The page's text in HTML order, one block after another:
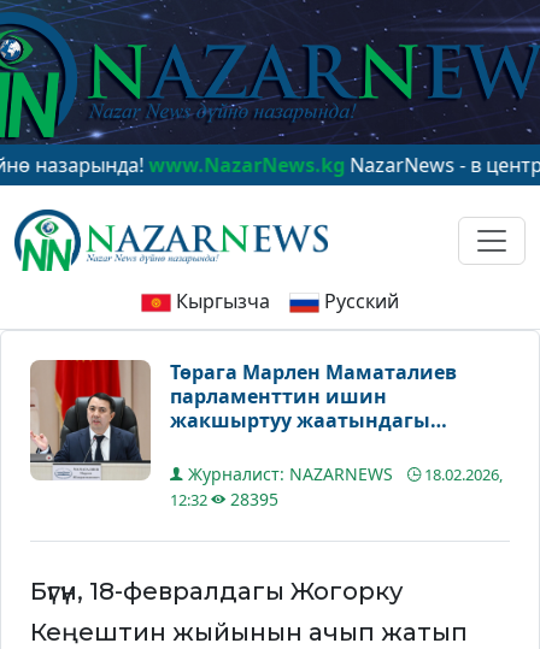
www.NazarNews.kgNazarNews - в центре
Кыргызча Русский
Төрага Марлен Маматалиев
парламенттин ишин
жакшыртуу жаатындагы
Журналист: NAZARNEWS
18.02.2026,
12:32
28395
Бүгүн, 18-февралдагы Жогорку
Кеңештин жыйынын ачып жатып